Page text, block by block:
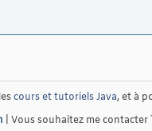
cours et tutoriels Java, et à
| Vous souhaitez me contacter